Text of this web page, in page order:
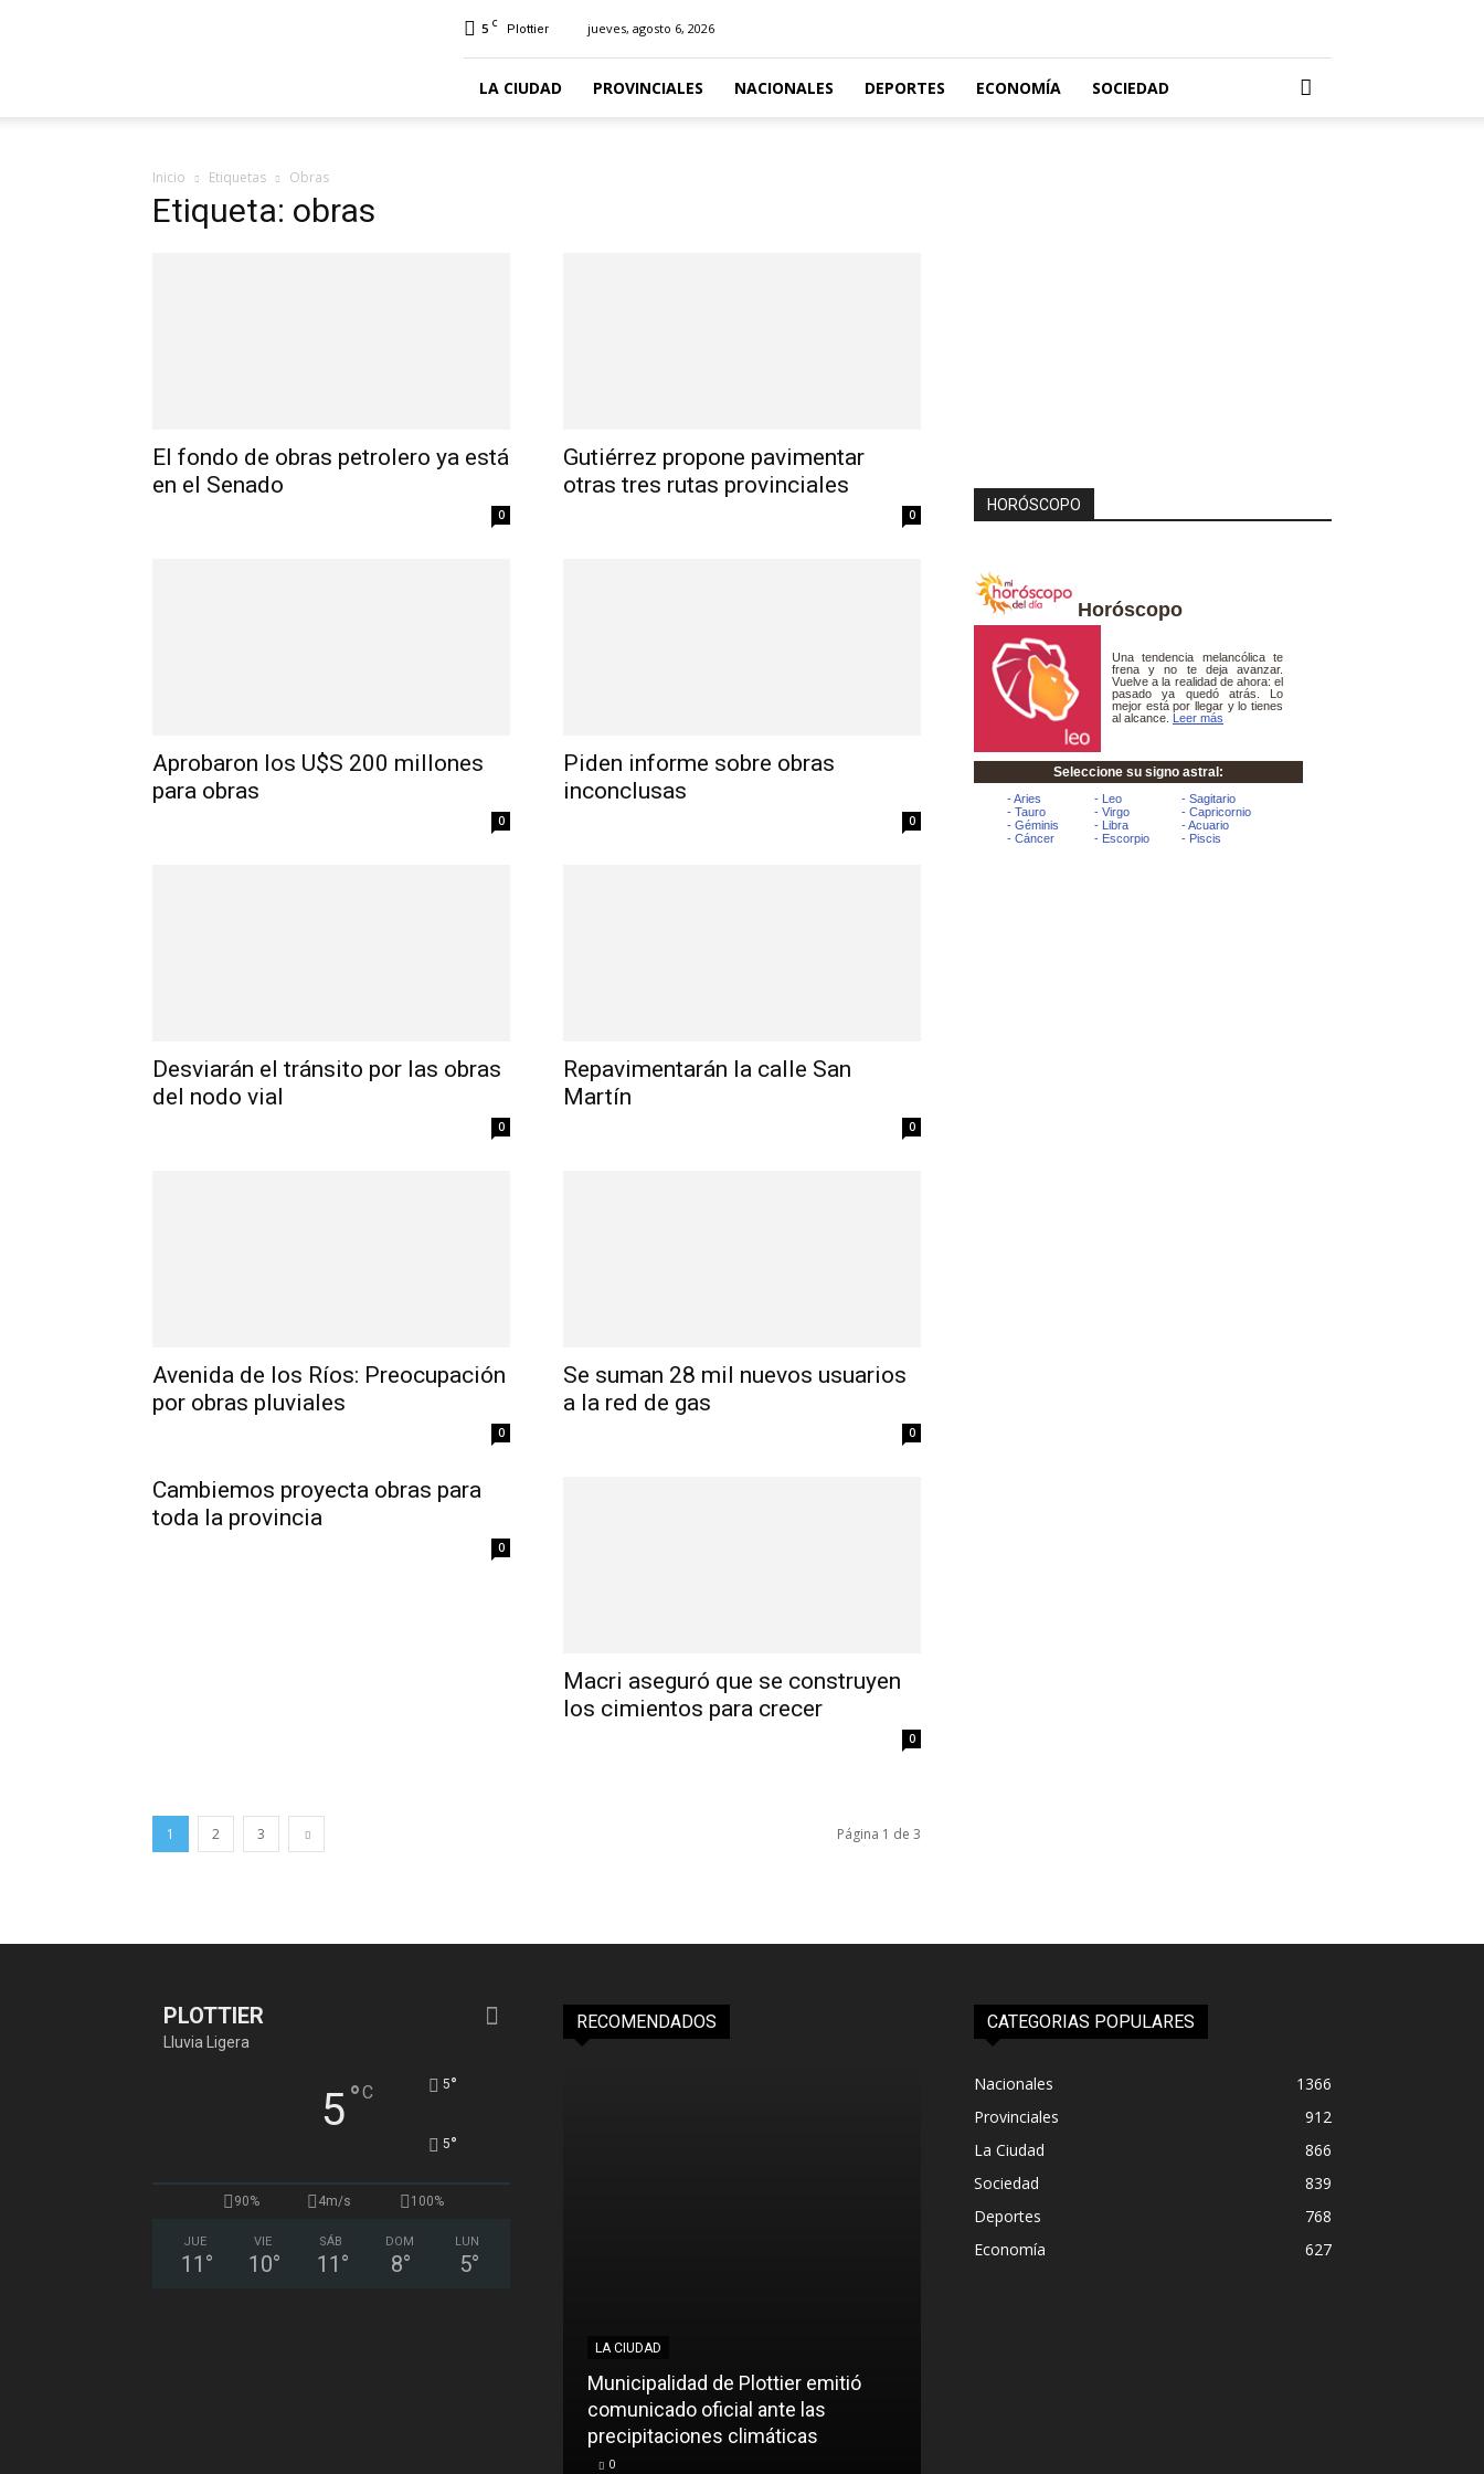
5 C Plottier jueves, agosto 6, 2026
LA CIUDAD PROVINCIALES NACIONALES DEPORTES ECONOMÍA SOCIEDAD
Inicio Etiquetas Obras
Etiqueta: obras
El fondo de obras petrolero ya está
en el Senado
0
Gutiérrez propone pavimentar
otras tres rutas provinciales
0
Aprobaron los U$S 200 millones
para obras
0
Piden informe sobre obras
inconclusas
0
Desviarán el tránsito por las obras
del nodo vial
0
Repavimentarán la calle San
Martín
0
Avenida de los Ríos: Preocupación
por obras pluviales
0
Se suman 28 mil nuevos usuarios
a la red de gas
0
Cambiemos proyecta obras para
toda la provincia
0
Macri aseguró que se construyen
los cimientos para crecer
0
1 2 3 Página 1 de 3
HORÓSCOPO
Horóscopo
PLOTTIER
Lluvia Ligera
5°C 5°
5°
90% 4m/s 100%
JUE
11 °
VIE
10°
SÁB
11 °
DOM
8°
LUN
5°
RECOMENDADOS
LA CIUDAD
Municipalidad de Plottier emitió
comunicado oficial ante las
precipitaciones climáticas
0
CATEGORIAS POPULARES
Nacionales
1366
Provinciales
912
La Ciudad
866
Sociedad
839
Deportes
768
Economía
627